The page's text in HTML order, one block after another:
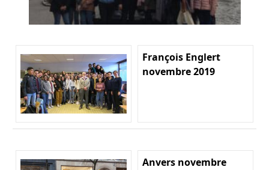
François Englert
novembre 2019
Anvers novembre